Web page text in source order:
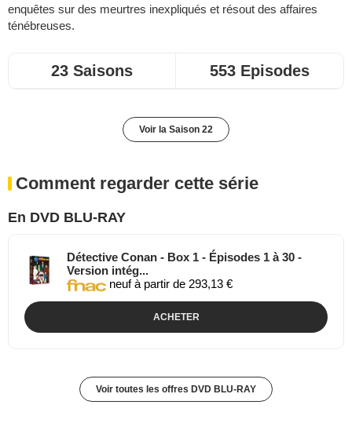
enquêtes sur des meurtres inexpliqués et résout des affaires
ténébreuses.
23 Saisons 553 Episodes
Voir la Saison 22
Comment regarder cette série
En DVD BLU-RAY
Détective Conan - Box 1 - Épisodes 1 à 30 -
Version intég...
neuf à partir de 293,13 €
ACHETER
Voir toutes les offres DVD BLU-RAY